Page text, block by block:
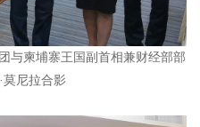
与柬埔寨王国副首相兼财经部部
莫尼拉合影